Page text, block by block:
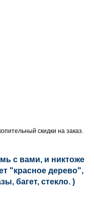
скидки на заказ.
с вами, и никтоже
"красное дерево",
багет, стекло. )